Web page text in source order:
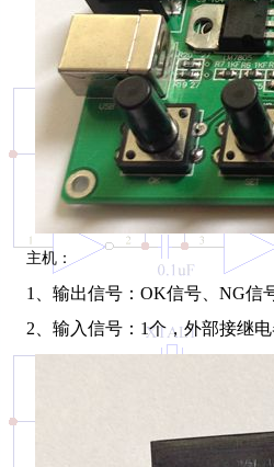
主机：
1、输出信号： OK信号、 NG信
2、输入信号： 1个，外部接继